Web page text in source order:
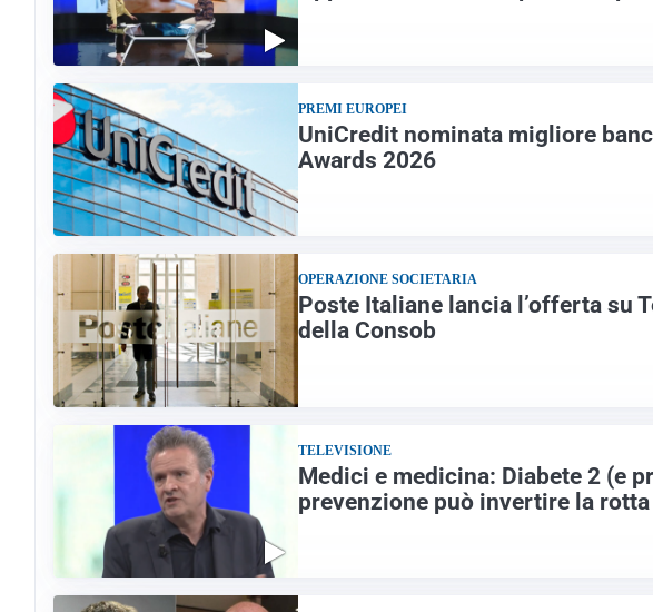
PREMI EUROPEI
UniCredit nominata migliore
Awards 2026
OPERAZIONE SOCIETARIA
Poste Italiane lancia l’offerta su
della Consob
TELEVISIONE
Medici e medicina: Diabete 2 (e
prevenzione può invertire la rotta